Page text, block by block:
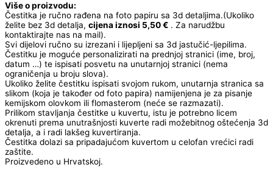
Više o proizvodu:
Čestitka je ručno rađena na foto papiru sa 3d detaljima.(Ukoliko
želite bez 3d detalja, cijena iznosi 5,50 € . Za narudžbu
kontaktirajte nas na mail).
Svi dijelovi ručno su izrezani i lijepljeni sa 3d jastučić-ljepilima.
Čestitku je moguće personalizirati na prednjoj stranici (ime, broj,
datum …) te ispisati posvetu na unutarnjoj stranici (nema
ograničenja u broju slova).
Ukoliko želite čestitku ispisati svojom rukom, unutarnja stranica sa
slikom (koja je također od foto papira) namijenjena je za pisanje
kemijskom olovkom ili flomasterom (neće se razmazati).
Prilikom stavljanja čestitke u kuvertu, istu je potrebno licem
okrenuti prema unutrašnjosti kuverte radi možebitnog oštećenja 3d
detalja, a i radi lakšeg kuvertiranja.
Čestitka dolazi sa pripadajućom kuvertom u celofan vrećici radi
zaštite.
Proizvedeno u Hrvatskoj.